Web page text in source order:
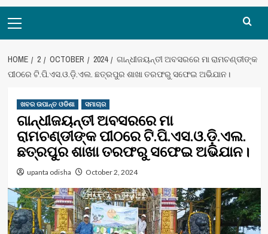
Menu
HOME 2 OCTOBER 2024
ଗାନ୍ଧୀଜୟନ୍ତୀ ଅବସରରେ ମା ରାମଚଣ୍ଡୀଙ୍କ
ପୀଠରେ ଟି.ପି.ଏସ.ଓ.ଡ଼ି.ଏଲ. ଛତ୍ରପୁର ଶାଖା ତରଫରୁ ସଫେଇ ଅଭିଯାନ।
ଖବର ଉପାନ୍ତ ଓଡିଶା ସମାଚାର
ଗାନ୍ଧୀଜୟନ୍ତୀ ଅବସରରେ ମା
ରାମଚଣ୍ଡୀଙ୍କ ପୀଠରେ ଟି.ପି.ଏସ.ଓ.ଡ଼ି.ଏଲ.
ଛତ୍ରପୁର ଶାଖା ତରଫରୁ ସଫେଇ ଅଭିଯାନ।
upanta odisha October 2, 2024